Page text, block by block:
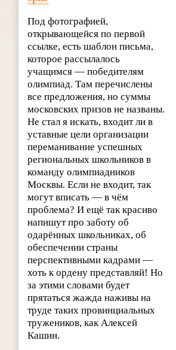
Под фотографией,
открывающейся по первой
ссылке, есть шаблон письма,
которое рассылалось
учащимся — победителям
олимпиад. Там перечислены
все предложения, но суммы
московских призов не названы.
Не стал я искать, входит ли в
уставные цели организации
переманивание успешных
региональных школьников в
команду олимпиадников
Москвы. Если не входит, так
могут вписать — в чём
проблема? И ещё так красиво
напишут про заботу об
одарённых школьниках, об
обеспечении страны
перспективными кадрами —
хоть к ордену представляй! Но
за этими словами будет
прятаться жажда наживы на
труде таких провинциальных
тружеников, как Алексей
Кашин.